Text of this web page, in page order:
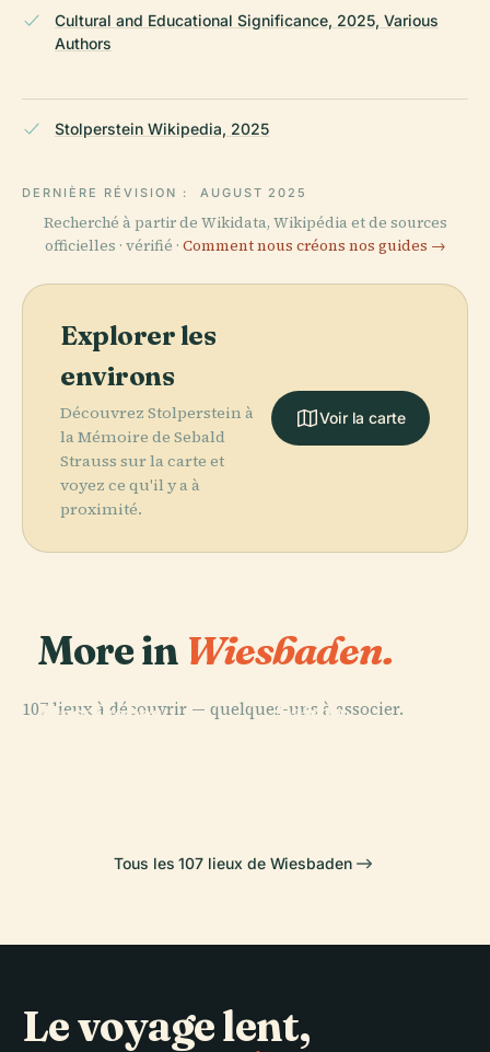
Cultural and Educational Significance, 2025, Various
Authors
Stolperstein Wikipedia, 2025
DERNIÈRE RÉVISION : AUGUST 2025
Recherché à partir de Wikidata, Wikipédia et de sources
officielles · vérifié · Comment nous créons nos guides →
Explorer les
environs
Découvrez Stolperstein à
la Mémoire de Sebald
Strauss sur la carte et
voyez ce qu'il y a à
proximité.
Voir la carte
More in Wiesbaden.
107 lieux à découvrir — quelques-uns à associer.
Hessisches
PLACE
PLACE
PLACE
Sainte-
Tous les 107 lieux de Wiesbaden
Le voyage lent,